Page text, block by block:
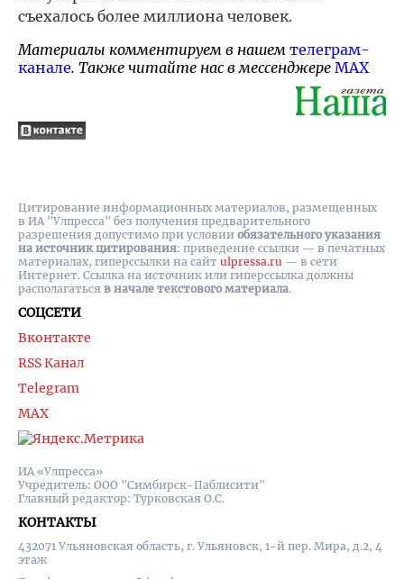
съехалось более миллиона человек.
Материалы комментируем в нашем телеграм-
канале. Также читайте нас в мессенджере MAX
ИА «Улпресса»
Учредитель: ООО "Симбирск-Паблисити"
Главный редактор: Турковская О.С.
КОНТАКТЫ
432071 Ульяновская область, г. Ульяновск, 1-й пер. Мира, д.2, 4
этаж
СОЦСЕТИ
Вконтакте
RSS Канал
Telegram
MAX
Цитирование информационных материалов, размещенных
в ИА "Улпресса" без получения предварительного
разрешения допустимо при условии обязательного указания
на источник цитирования: приведение ссылки — в печатных
материалах, гиперссылки на cайт ulpressa.ru — в сети
Интернет. Ссылка на источник или гиперссылка должны
располагаться в начале текстового материала.